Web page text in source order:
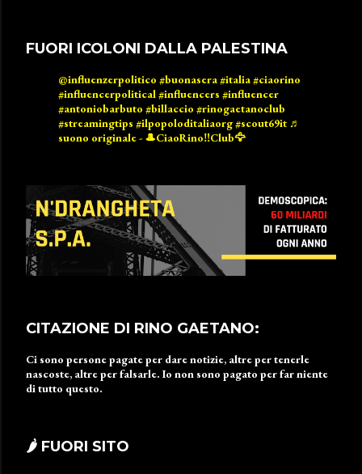
FUORI ICOLONI DALLA PALESTINA
@influenzerpolitico #buonasera#italia#ciaorino
#influencerpolitical#influencers #influencer
#antoniobarbuto #billaccio #rinogaetanoclub
#streamingtips #ilpopoloditaliaorg#scout69it ♬
suono originale - 🎩CiaoRino‼️Club🦅
CITAZIONE DI RINO GAETANO:
Ci sono persone pagate per dare notizie, altre per tenerle
nascoste, altre per falsarle. Io non sono pagato per far niente
di tutto questo.
🌶 FUORI SITO